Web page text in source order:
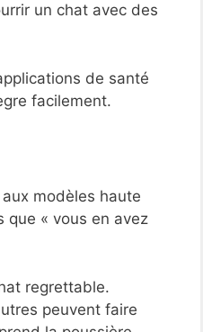
un chat avec des
de santé
facilement.
aux modèles haute
que « vous en avez
regrettable.
peuvent faire